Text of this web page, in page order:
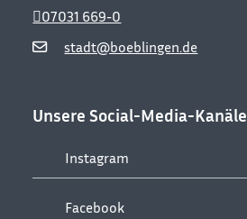
stadt@boeblingen.de
07031 669-0
Unsere Social-Media-Kanäle
Instagram
Facebook